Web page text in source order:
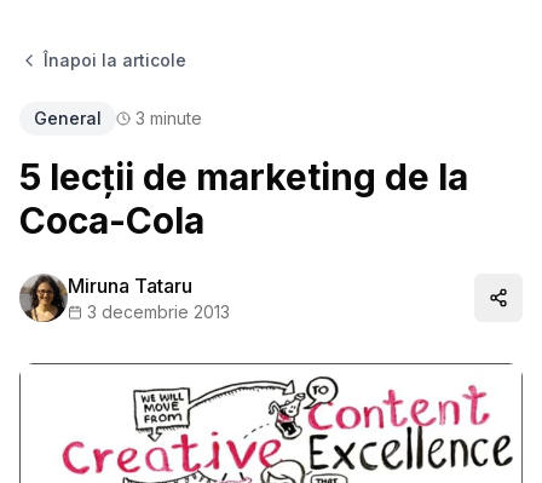
Înapoi la articole
General 3 minute
5 lecții de marketing de la
Coca-Cola
Miruna Tataru
3 decembrie 2013